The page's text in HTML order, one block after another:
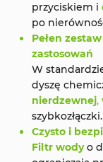
przyciskiem i
po
Pełen
zastosowań
W
dyszę
nierdzewnej,
szybkozłączki.
Czysto i
Filtr wodyo